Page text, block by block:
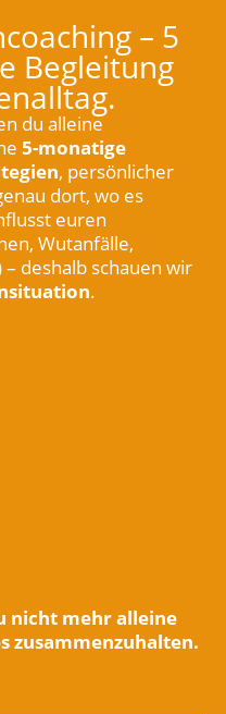
– 5
Begleitung
du alleine
5-monatige
, persönlicher
dort, wo es
euren
Wutanfälle,
deshalb schauen wir
.
nicht mehr alleine
zusammenzuhalten.